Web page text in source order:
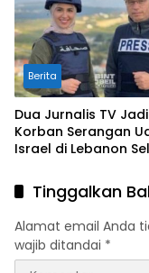
Berita
Dua Jurnalis TV Jadi
Korban Serangan
Israel di Lebanon
Tinggalkan
Alamat email Anda
wajib ditandai *